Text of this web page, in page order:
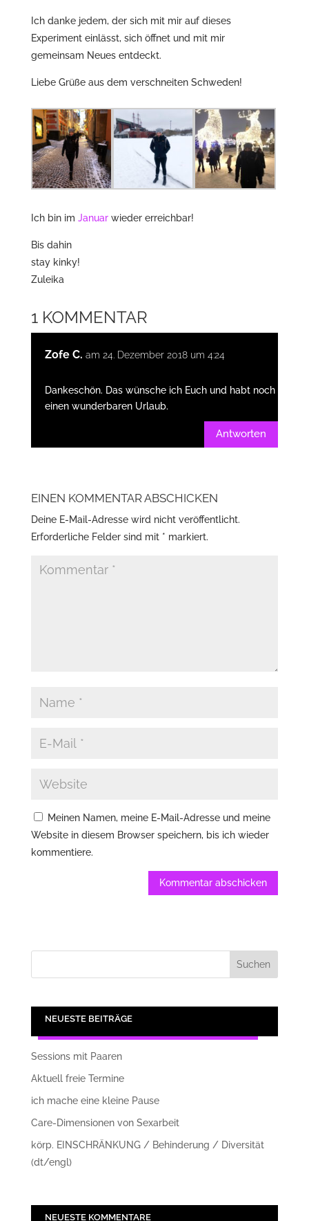
Ich danke jedem, der sich mit mir auf dieses
Experiment einlässt, sich öffnet und mit mir
gemeinsam Neues entdeckt.
Liebe Grüße aus dem verschneiten Schweden!
Ich bin im Januarwieder erreichbar!
Bis dahin
stay kinky!
Zuleika
1 KOMMENTAR
Zofe C. am 24. Dezember 2018 um 4:24
Dankeschön. Das wünsche ich Euch und habt noch
einen wunderbaren Urlaub.
Antworten
EINEN KOMMENTAR ABSCHICKEN
Deine E-Mail-Adresse wird nicht veröffentlicht.
Erforderliche Felder sind mit * markiert.
Meinen Namen, meine E-Mail-Adresse und meine
Website in diesem Browser speichern, bis ich wieder
kommentiere.
Kommentar abschicken
NEUESTE BEITRÄGE
Sessions mit Paaren
Aktuell freie Termine
ich mache eine kleine Pause
Care-Dimensionen von Sexarbeit
körp. EINSCHRÄNKUNG / Behinderung / Diversität
(dt/engl)
NEUESTE KOMMENTARE